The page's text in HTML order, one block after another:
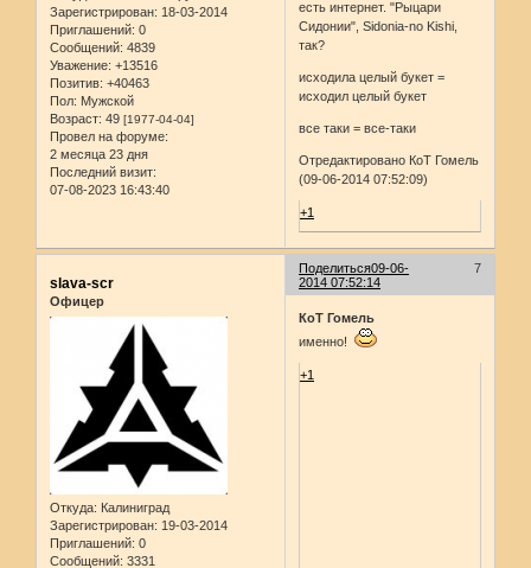
Зарегистрирован: 18-03-2014
Приглашений: 0
Сообщений: 4839
Уважение: +13516
Позитив: +40463
Пол: Мужской
Возраст: 49 [1977-04-04]
Провел на форуме:
2 месяца 23 дня
Последний визит:
07-08-2023 16:43:40
есть интернет. "Рыцари
Сидонии", Sidonia-no Kishi,
так?
исходила целый букет =
исходил целый букет
все таки = все-таки
Отредактировано КоТ Гомель
(09-06-2014 07:52:09)
+1
Поделиться 7
09-06-
2014 07:52:14
slava-scr
Офицер
Откуда: Калиниград
Зарегистрирован: 19-03-2014
Приглашений: 0
Сообщений: 3331
КоТ Гомель
именно!
+1